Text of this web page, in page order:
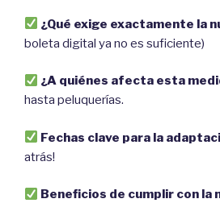
¿Qué exige exactamente la
boleta digital ya no es suficiente)
¿A quiénes afecta esta
hasta peluquerías.
Fechas clave para la
atrás!
Beneficios de cumplir con la